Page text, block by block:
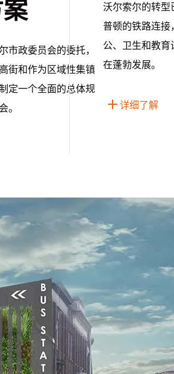
市政委员会的委托，
街和作为区域性集镇
定一个全面的总体规
。
沃尔索尔的转型
普顿的铁路连接
公、卫生和教育
在蓬勃发展。
详细了解